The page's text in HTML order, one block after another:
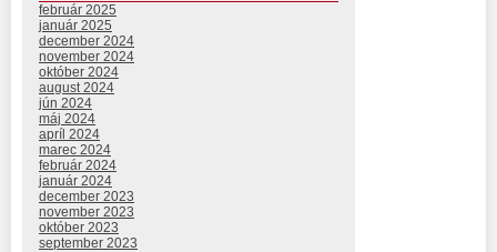
február 2025
január 2025
december 2024
november 2024
október 2024
august 2024
jún 2024
máj 2024
apríl 2024
marec 2024
február 2024
január 2024
december 2023
november 2023
október 2023
september 2023